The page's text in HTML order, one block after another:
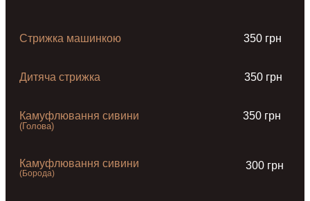
Стрижка машинкою 350 грн
Дитяча стрижка 350 грн
Камуфлювання сивини
(Голова)
350 грн
Камуфлювання сивини
(Борода)
300 грн